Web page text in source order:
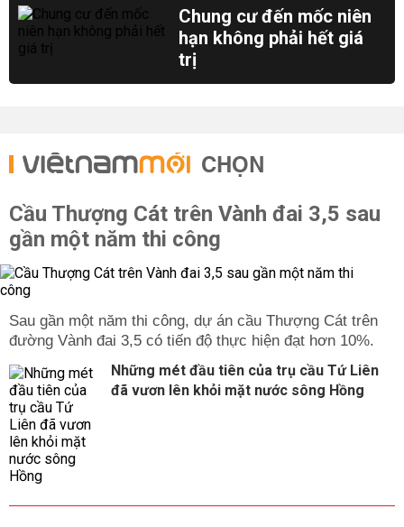
Chung cư đến mốc niên
hạn không phải hết giá
trị
CHỌN
Cầu Thượng Cát trên Vành đai 3,5 sau
gần một năm thi công
Sau gần một năm thi công, dự án cầu Thượng Cát trên
đường Vành đai 3,5 có tiến độ thực hiện đạt hơn 10%.
Những mét đầu tiên của trụ cầu Tứ Liên
đã vươn lên khỏi mặt nước sông Hồng